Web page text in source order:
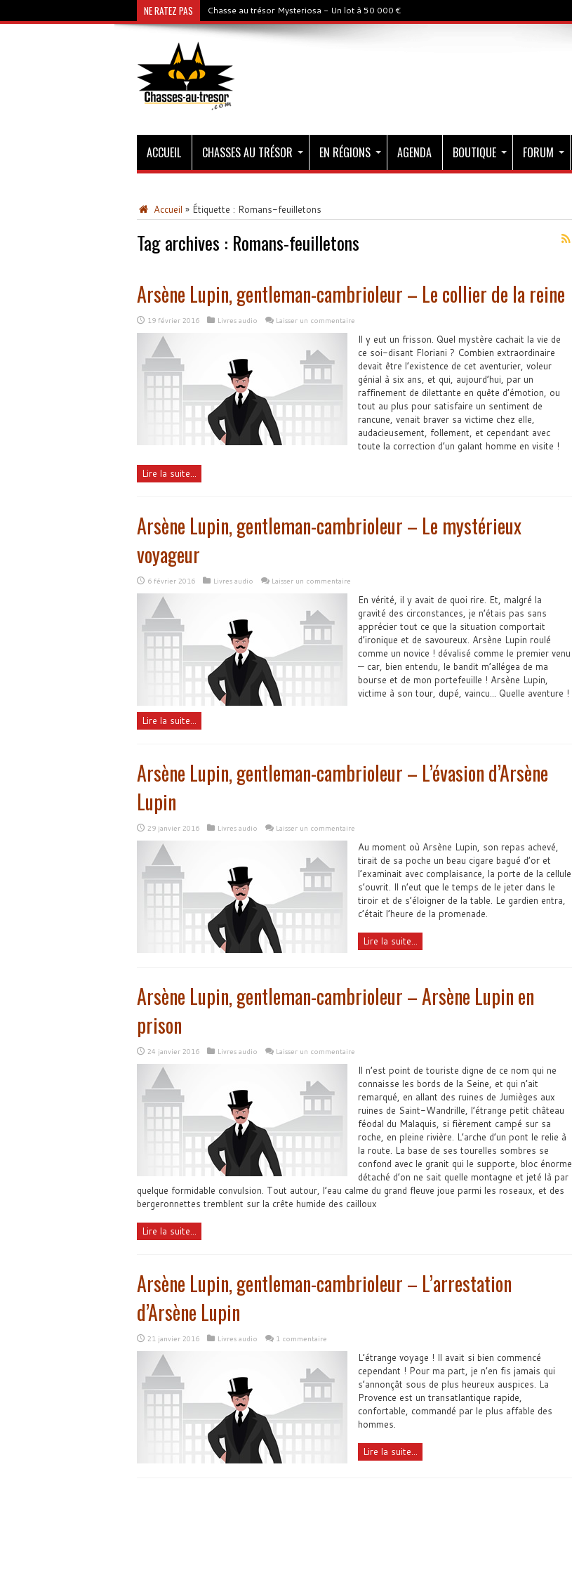
NE RATEZ PAS Chasse au trésor Mysteriosa - Un lot à 50 000 €
ACCUEIL CHASSES AU TRÉSOR EN RÉGIONS AGENDA BOUTIQUE FORUM
Accueil » Étiquette : Romans-feuilletons
Tag archives : Romans-feuilletons
Arsène Lupin, gentleman-cambrioleur – Le collier de la reine
19 février 2016 Livres audio Laisser un commentaire
Il y eut un frisson. Quel mystère cachait la vie de
ce soi-disant Floriani ? Combien extraordinaire
devait être l’existence de cet aventurier, voleur
génial à six ans, et qui, aujourd’hui, par un
raffinement de dilettante en quête d’émotion, ou
tout au plus pour satisfaire un sentiment de
rancune, venait braver sa victime chez elle,
audacieusement, follement, et cependant avec
toute la correction d’un galant homme en visite !
Lire la suite...
Arsène Lupin, gentleman-cambrioleur – Le mystérieux
voyageur
6 février 2016 Livres audio Laisser un commentaire
En vérité, il y avait de quoi rire. Et, malgré la
gravité des circonstances, je n’étais pas sans
apprécier tout ce que la situation comportait
d’ironique et de savoureux. Arsène Lupin roulé
comme un novice ! dévalisé comme le premier venu
— car, bien entendu, le bandit m’allégea de ma
bourse et de mon portefeuille ! Arsène Lupin,
victime à son tour, dupé, vaincu... Quelle aventure !
Lire la suite...
Arsène Lupin, gentleman-cambrioleur – L’évasion d’Arsène
Lupin
29 janvier 2016 Livres audio Laisser un commentaire
Au moment où Arsène Lupin, son repas achevé,
tirait de sa poche un beau cigare bagué d’or et
l’examinait avec complaisance, la porte de la cellule
s’ouvrit. Il n’eut que le temps de le jeter dans le
tiroir et de s’éloigner de la table. Le gardien entra,
c’était l’heure de la promenade.
Lire la suite...
Arsène Lupin, gentleman-cambrioleur – Arsène Lupin en
prison
24 janvier 2016 Livres audio Laisser un commentaire
Il n’est point de touriste digne de ce nom qui ne
connaisse les bords de la Seine, et qui n’ait
remarqué, en allant des ruines de Jumièges aux
ruines de Saint-Wandrille, l’étrange petit château
féodal du Malaquis, si fièrement campé sur sa
roche, en pleine rivière. L’arche d’un pont le relie à
la route. La base de ses tourelles sombres se
confond avec le granit qui le supporte, bloc énorme
détaché d’on ne sait quelle montagne et jeté là par
quelque formidable convulsion. Tout autour, l’eau calme du grand fleuve joue parmi les roseaux, et des
bergeronnettes tremblent sur la crête humide des cailloux
Lire la suite...
Arsène Lupin, gentleman-cambrioleur – L’arrestation
d’Arsène Lupin
21 janvier 2016 Livres audio 1 commentaire
L’étrange voyage ! Il avait si bien commencé
cependant ! Pour ma part, je n’en fis jamais qui
s’annonçât sous de plus heureux auspices. La
Provence est un transatlantique rapide,
confortable, commandé par le plus affable des
hommes.
Lire la suite...